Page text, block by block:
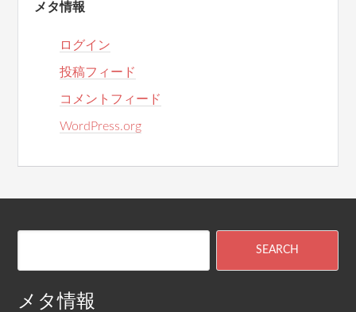
メタ情報
ログイン
投稿フィード
コメントフィード
WordPress.org
メタ情報